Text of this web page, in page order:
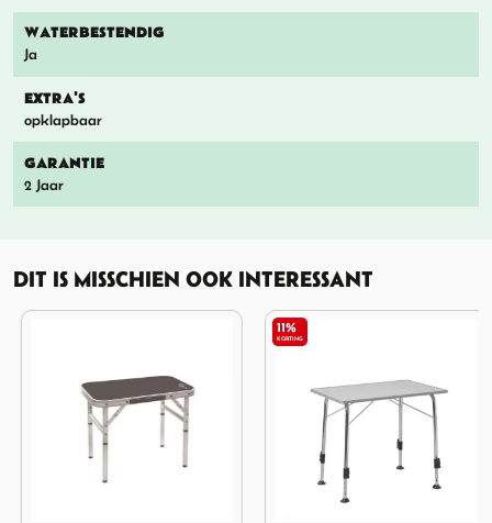
WATERBESTENDIG
Ja
EXTRA'S
opklapbaar
GARANTIE
2 Jaar
DIT IS MISSCHIEN OOK INTERESSANT
11%
KORTING